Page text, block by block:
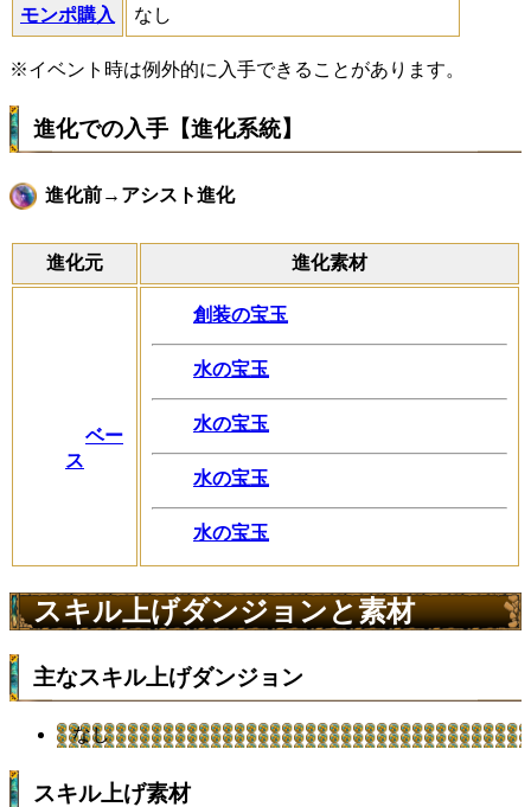
モンポ購入 なし
※イベント時は例外的に入手できることがあります。
進化での入手【進化系統】
進化前→アシスト進化
進化元 進化素材
ベー
ス
創装の宝玉
水の宝玉
水の宝玉
水の宝玉
水の宝玉
スキル上げダンジョンと素材
主なスキル上げダンジョン
なし
スキル上げ素材